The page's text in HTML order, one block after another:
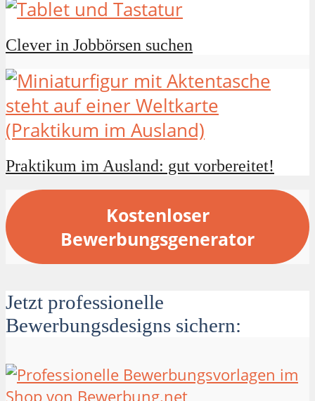
Clever in Jobbörsen suchen
Praktikum im Ausland: gut vorbereitet!
Kostenloser
Bewerbungsgenerator
Jetzt professionelle
Bewerbungsdesigns sichern: